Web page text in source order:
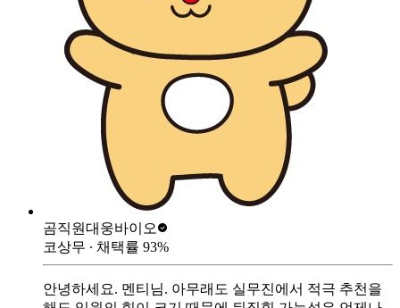
곰직원대웅바이오
코상무 ∙ 채택률 93%
안녕하세요. 멘티님. 아무래도 실무진에서 적극 추천을